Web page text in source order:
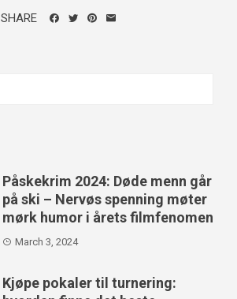
SHARE
Påskekrim 2024: Døde menn går
på ski – Nervøs spenning møter
mørk humor i årets filmfenomen
March 3, 2024
Kjøpe pokaler til turnering: